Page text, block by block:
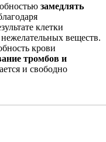
замедлять
клетки
веществ.
крови
тромбов и
и свободно